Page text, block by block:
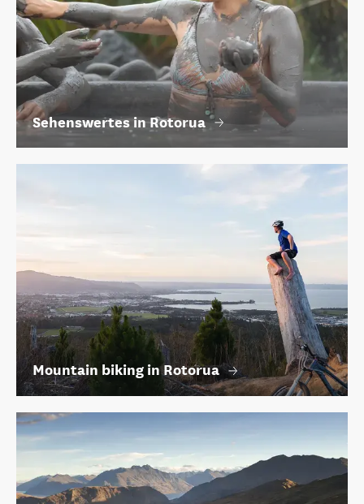
Sehenswertes in Rotorua
Mountain biking in Rotorua